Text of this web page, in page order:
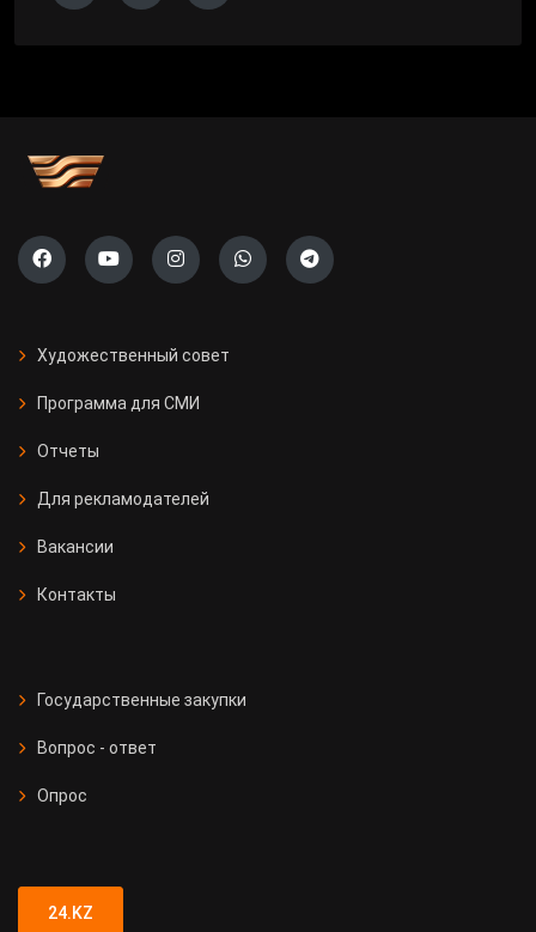
Художественный совет
Программа для СМИ
Отчеты
Для рекламодателей
Вакансии
Контакты
Государственные закупки
Вопрос - ответ
Опрос
24.KZ